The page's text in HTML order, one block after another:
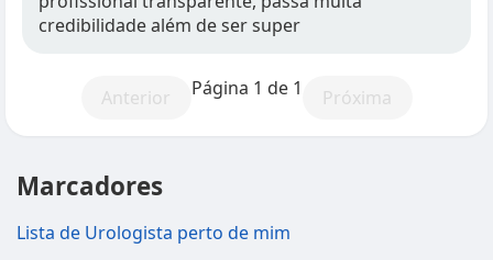
credibilidade além de ser super
Anterior Página 1 de 1 Próxima
Marcadores
Lista de Urologista perto de mim